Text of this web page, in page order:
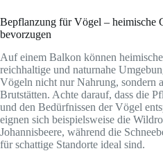
Bepflanzung für Vögel – heimische
bevorzugen
Auf einem Balkon können
reichhaltige und naturnahe
Vögeln nicht nur Nahrung, sondern
Brutstätten. Achte darauf, dass die
und den Bedürfnissen der Vögel
eignen sich beispielsweise die
Johannisbeere, während die
für schattige Standorte ideal sind.